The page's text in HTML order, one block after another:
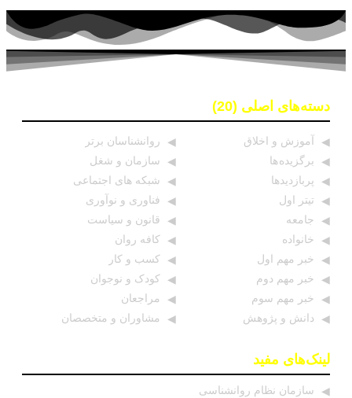
دسته‌های اصلی (20)
آموزش و اخلاق
برگزیده ها
پربازدیدها
تیتر اول
جامعه
خانواده
خبر مهم اول
خبر مهم دوم
خبر مهم سوم
دانش و پژوهش
روانشناسان برتر
سازمان و شغل
شبکه های اجتماعی
فناوری و نوآوری
قانون و سیاست
کافه روان
کسب و کار
کودک و نوجوان
مراجعان
مشاوران و متخصصان
لینک‌های مفید
سازمان نظام روانشناسی